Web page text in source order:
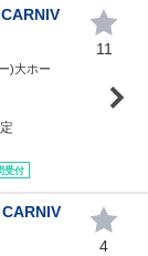
)大ホー
受付
11
4